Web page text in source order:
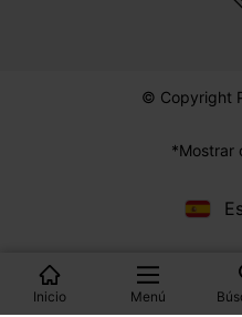
Inicio Menú
© Copyright
*Mostrar